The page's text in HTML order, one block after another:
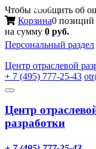
Чтобы сообщить об
Корзина0 позиций
на сумму 0 руб.
Персональный раздел
Центр отраслевой
+ 7 (495) 777-25-43
Toggle
Меню
Центр
разработки